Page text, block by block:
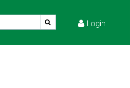
Login